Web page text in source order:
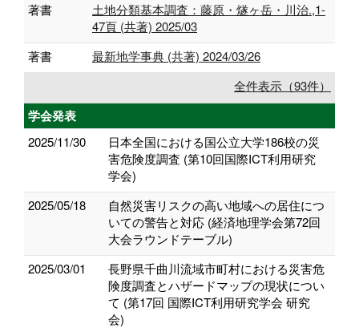
著書
土地分類基本調査：藤原・燧ヶ岳・川治.,1-
47頁 (共著) 2025/03
著書
最新地学事典 (共著) 2024/03/26
全件表示（93件）
学会発表
2025/11/30
日本全国における国公立大学186校の災
害危険度調査 (第10回国際ICT利用研究
学会)
2025/05/18
自然災害リスクの高い地域への居住につ
いての警告と対応 (経済地理学会第72回
大会ラウンドテーブル)
2025/03/01
長野県千曲川流域市町村における災害危
険度調査とハザードマップの現状につい
て (第17回 国際ICT利用研究学会 研究
会)